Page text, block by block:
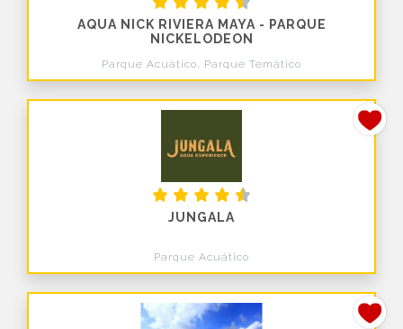
AQUA NICK RIVIERA MAYA - PARQUE
NICKELODEON
Parque Acuático, Parque Temático
JUNGALA
Parque Acuático